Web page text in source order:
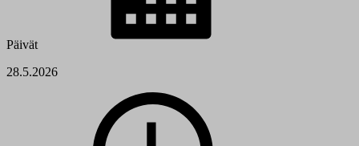
Päivät
28.5.2026